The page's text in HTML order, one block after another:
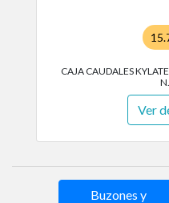
CAJA CAUDALES
Ver
Buzones y